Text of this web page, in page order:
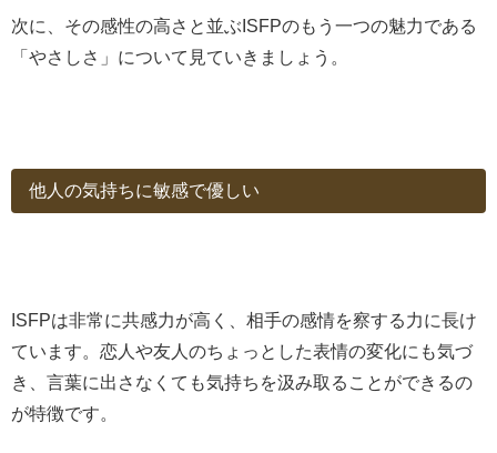
次に、その感性の高さと並ぶISFPのもう一つの魅力である
「やさしさ」について見ていきましょう。
他人の気持ちに敏感で優しい
ISFPは非常に共感力が高く、相手の感情を察する力に長け
ています。恋人や友人のちょっとした表情の変化にも気づ
き、言葉に出さなくても気持ちを汲み取ることができるの
が特徴です。